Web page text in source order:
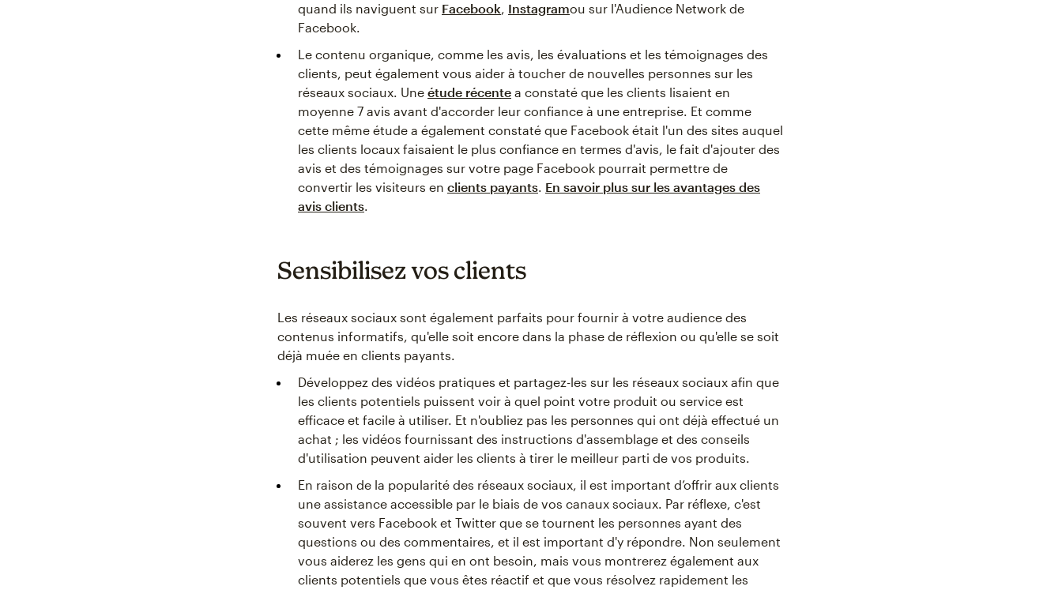
quand ils naviguent sur Facebook, Instagramou sur l'Audience Network de
Facebook.
Le contenu organique, comme les avis, les évaluations et les témoignages des
clients, peut également vous aider à toucher de nouvelles personnes sur les
réseaux sociaux. Une étude récente a constaté que les clients lisaient en
moyenne 7 avis avant d'accorder leur confiance à une entreprise. Et comme
cette même étude a également constaté que Facebook était l'un des sites auquel
les clients locaux faisaient le plus confiance en termes d'avis, le fait d'ajouter des
avis et des témoignages sur votre page Facebook pourrait permettre de
convertir les visiteurs en clients payants. En savoir plus sur les avantages des
avis clients.
Sensibilisez vos clients
Les réseaux sociaux sont également parfaits pour fournir à votre audience des
contenus informatifs, qu'elle soit encore dans la phase de réflexion ou qu'elle se soit
déjà muée en clients payants.
Développez des vidéos pratiques et partagez-les sur les réseaux sociaux afin que
les clients potentiels puissent voir à quel point votre produit ou service est
efficace et facile à utiliser. Et n'oubliez pas les personnes qui ont déjà effectué un
achat ; les vidéos fournissant des instructions d'assemblage et des conseils
d'utilisation peuvent aider les clients à tirer le meilleur parti de vos produits.
En raison de la popularité des réseaux sociaux, il est important d’offrir aux clients
une assistance accessible par le biais de vos canaux sociaux. Par réflexe, c'est
souvent vers Facebook et Twitter que se tournent les personnes ayant des
questions ou des commentaires, et il est important d'y répondre. Non seulement
vous aiderez les gens qui en ont besoin, mais vous montrerez également aux
clients potentiels que vous êtes réactif et que vous résolvez rapidement les